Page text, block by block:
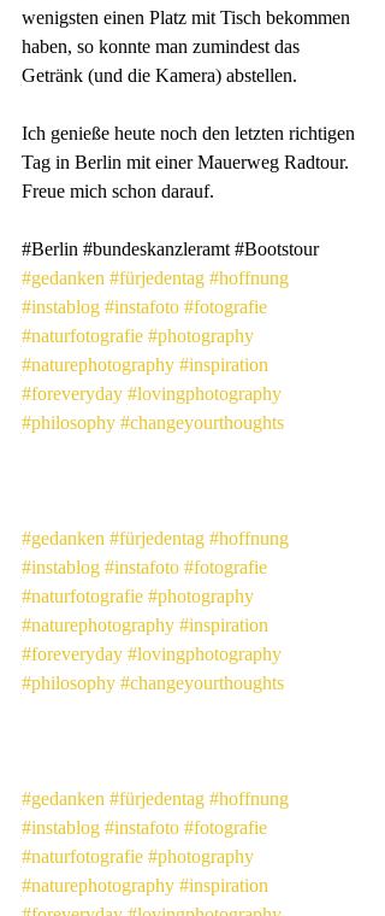
wenigsten einen Platz mit Tisch bekommen
haben, so konnte man zumindest das
Getränk (und die Kamera) abstellen.
Ich genieße heute noch den letzten richtigen
Tag in Berlin mit einer Mauerweg Radtour.
Freue mich schon darauf.
#Berlin #bundeskanzleramt #Bootstour
#gedanken #fürjedentag #hoffnung
#instablog #instafoto #fotografie
#naturfotografie #photography
#naturephotography #inspiration
#foreveryday #lovingphotography
#philosophy #changeyourthoughts
#gedanken #fürjedentag #hoffnung
#instablog #instafoto #fotografie
#naturfotografie #photography
#naturephotography #inspiration
#foreveryday #lovingphotography
#philosophy #changeyourthoughts
#gedanken #fürjedentag #hoffnung
#instablog #instafoto #fotografie
#naturfotografie #photography
#naturephotography #inspiration